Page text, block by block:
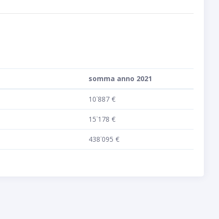
somma anno 2021
10˙887 €
15˙178 €
438˙095 €